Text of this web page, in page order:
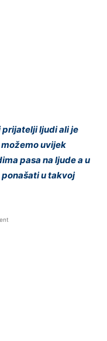
prijatelji ljudi ali je
uvijek
pasa na ljude a u
u takvoj